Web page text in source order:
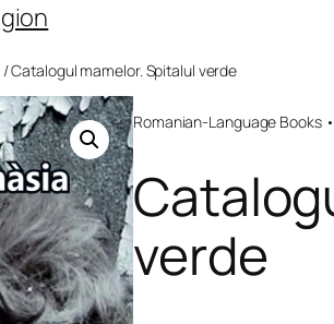
/ Catalogul mamelor. Spitalul verde
Romanian-Language Books
verde